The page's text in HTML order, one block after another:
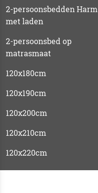
2-persoonsbedden Harm
met laden
2-persoonsbed op
matrasmaat
120x180cm
120x190cm
120x200cm
120x210cm
120x220cm